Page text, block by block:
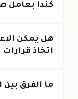
كندا بعامل
هل يمكن
اتخاذ
ما الفرق بين العيار 24